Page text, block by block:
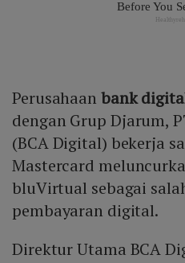
Perusahaan bank
dengan Grup Djarum,
(BCA Digital) bekerja
Mastercard
bluVirtual sebagai
pembayaran digital.
Direktur Utama BCA